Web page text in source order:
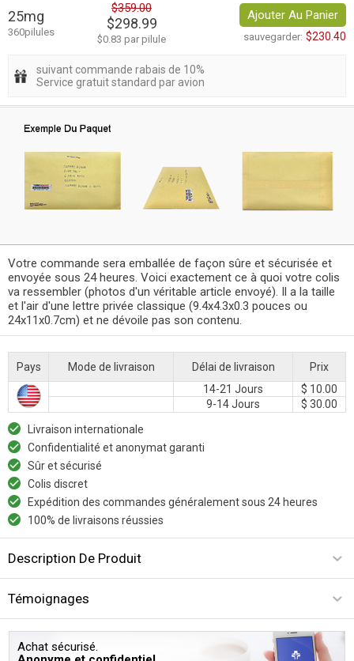
25mg
360pilules
$359.00
$298.99
$0.83 par pilule
Ajouter Au Panier
sauvegarder: $230.40
suivant commande rabais de 10%
Service gratuit standard par avion
Votre commande sera emballée de façon sûre et sécurisée et
envoyée sous 24 heures. Voici exactement ce à quoi votre colis
va ressembler (photos d'un véritable article envoyé). Il a la taille
et l'air d'une lettre privée classique (9.4x4.3x0.3 pouces ou
24x11x0.7cm) et ne dévoile pas son contenu.
Pays Mode de livraison Délai de livraison
Prix
14-21 Jours
$ 10.00
9-14 Jours
$ 30.00
Livraison internationale
Confidentialité et anonymat garanti
Sûr et sécurisé
Colis discret
Expédition des commandes généralement sous 24 heures
100% de livraisons réussies
Description De Produit
Témoignages
Achat sécurisé.